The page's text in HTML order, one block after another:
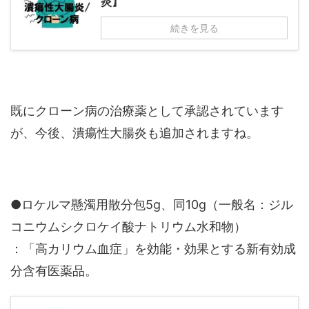
続きを見る
既にクローン病の治療薬として承認されています
が、今後、潰瘍性大腸炎も追加されますね。
●ロケルマ懸濁用散分包5g、同10g（一般名：ジル
コニウムシクロケイ酸ナトリウム水和物）
：「高カリウム血症」を効能・効果とする新有効成
分含有医薬品。